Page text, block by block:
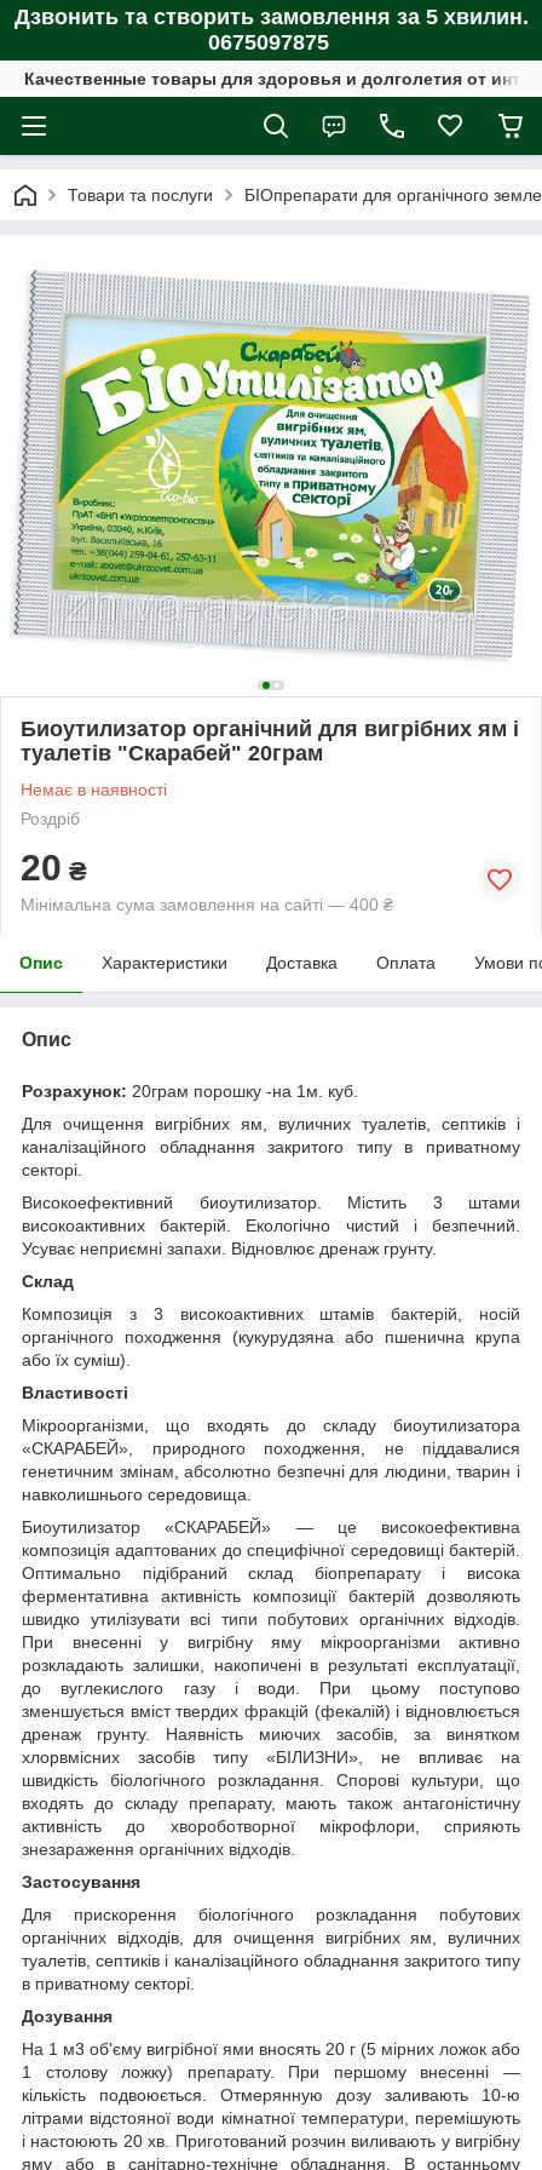
Дзвонить та створить замовлення за 5 хвилин.
0675097875
Качественные товары для здоровья и долголетия от
Товари та послуги БІОпрепарати для органічного
Биоутилизатор органічний для вигрібних ям і
туалетів "Скарабей" 20грам
Немає в наявності
Роздріб
20 ₴
Мінімальна сума замовлення на сайті — 400 ₴
Опис Характеристики Доставка Оплата Умови
Опис
Розрахунок: 20грам порошку -на 1м. куб.
Для очищення вигрібних ям, вуличних туалетів, септиків і
каналізаційного обладнання закритого типу в приватному
секторі.
Високоефективний биоутилизатор. Містить 3 штами
високоактивних бактерій. Екологічно чистий і безпечний.
Усуває неприємні запахи. Відновлює дренаж грунту.
Склад
Композиція з 3 високоактивних штамів бактерій, носій
органічного походження (кукурудзяна або пшенична крупа
або їх суміш).
Властивості
Мікроорганізми, що входять до складу биоутилизатора
«СКАРАБЕЙ», природного походження, не піддавалися
генетичним змінам, абсолютно безпечні для людини, тварин і
навколишнього середовища.
Биоутилизатор «СКАРАБЕЙ» ― це високоефективна
композиція адаптованих до специфічної середовищі бактерій.
Оптимально підібраний склад біопрепарату і висока
ферментативна активність композиції бактерій дозволяють
швидко утилізувати всі типи побутових органічних відходів.
При внесенні у вигрібну яму мікроорганізми активно
розкладають залишки, накопичені в результаті експлуатації,
до вуглекислого газу і води. При цьому поступово
зменшується вміст твердих фракцій (фекалій) і відновлюється
дренаж грунту. Наявність миючих засобів, за винятком
хлорвмісних засобів типу «БІЛИЗНИ», не впливає на
швидкість біологічного розкладання. Спорові культури, що
входять до складу препарату, мають також антагоністичну
активність до хвороботворної мікрофлори, сприяють
знезараження органічних відходів.
Застосування
Для прискорення біологічного розкладання побутових
органічних відходів, для очищення вигрібних ям, вуличних
туалетів, септиків і каналізаційного обладнання закритого типу
в приватному секторі.
Дозування
На 1 м3 об'єму вигрібної ями вносять 20 г (5 мірних ложок або
1 столову ложку) препарату. При першому внесенні ―
кількість подвоюється. Отмерянную дозу заливають 10-ю
літрами відстояної води кімнатної температури, перемішують
і настоюють 20 хв. Приготований розчин виливають у вигрібну
яму або в санітарно-технічне обладнання. В останньому